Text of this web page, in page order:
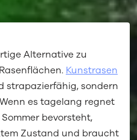
Alternative zu
Kunstrasen
strapazierfähig, sondern
es tagelang regnet
bevorsteht,
Zustand und braucht